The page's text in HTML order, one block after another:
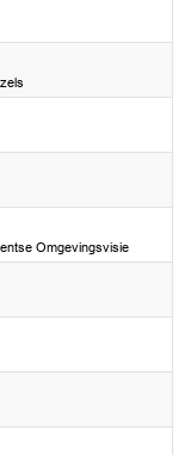
Omgevingsvisie